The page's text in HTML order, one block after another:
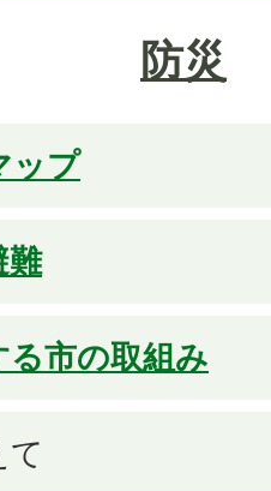
防災
ップ
難
る市の取組み
て